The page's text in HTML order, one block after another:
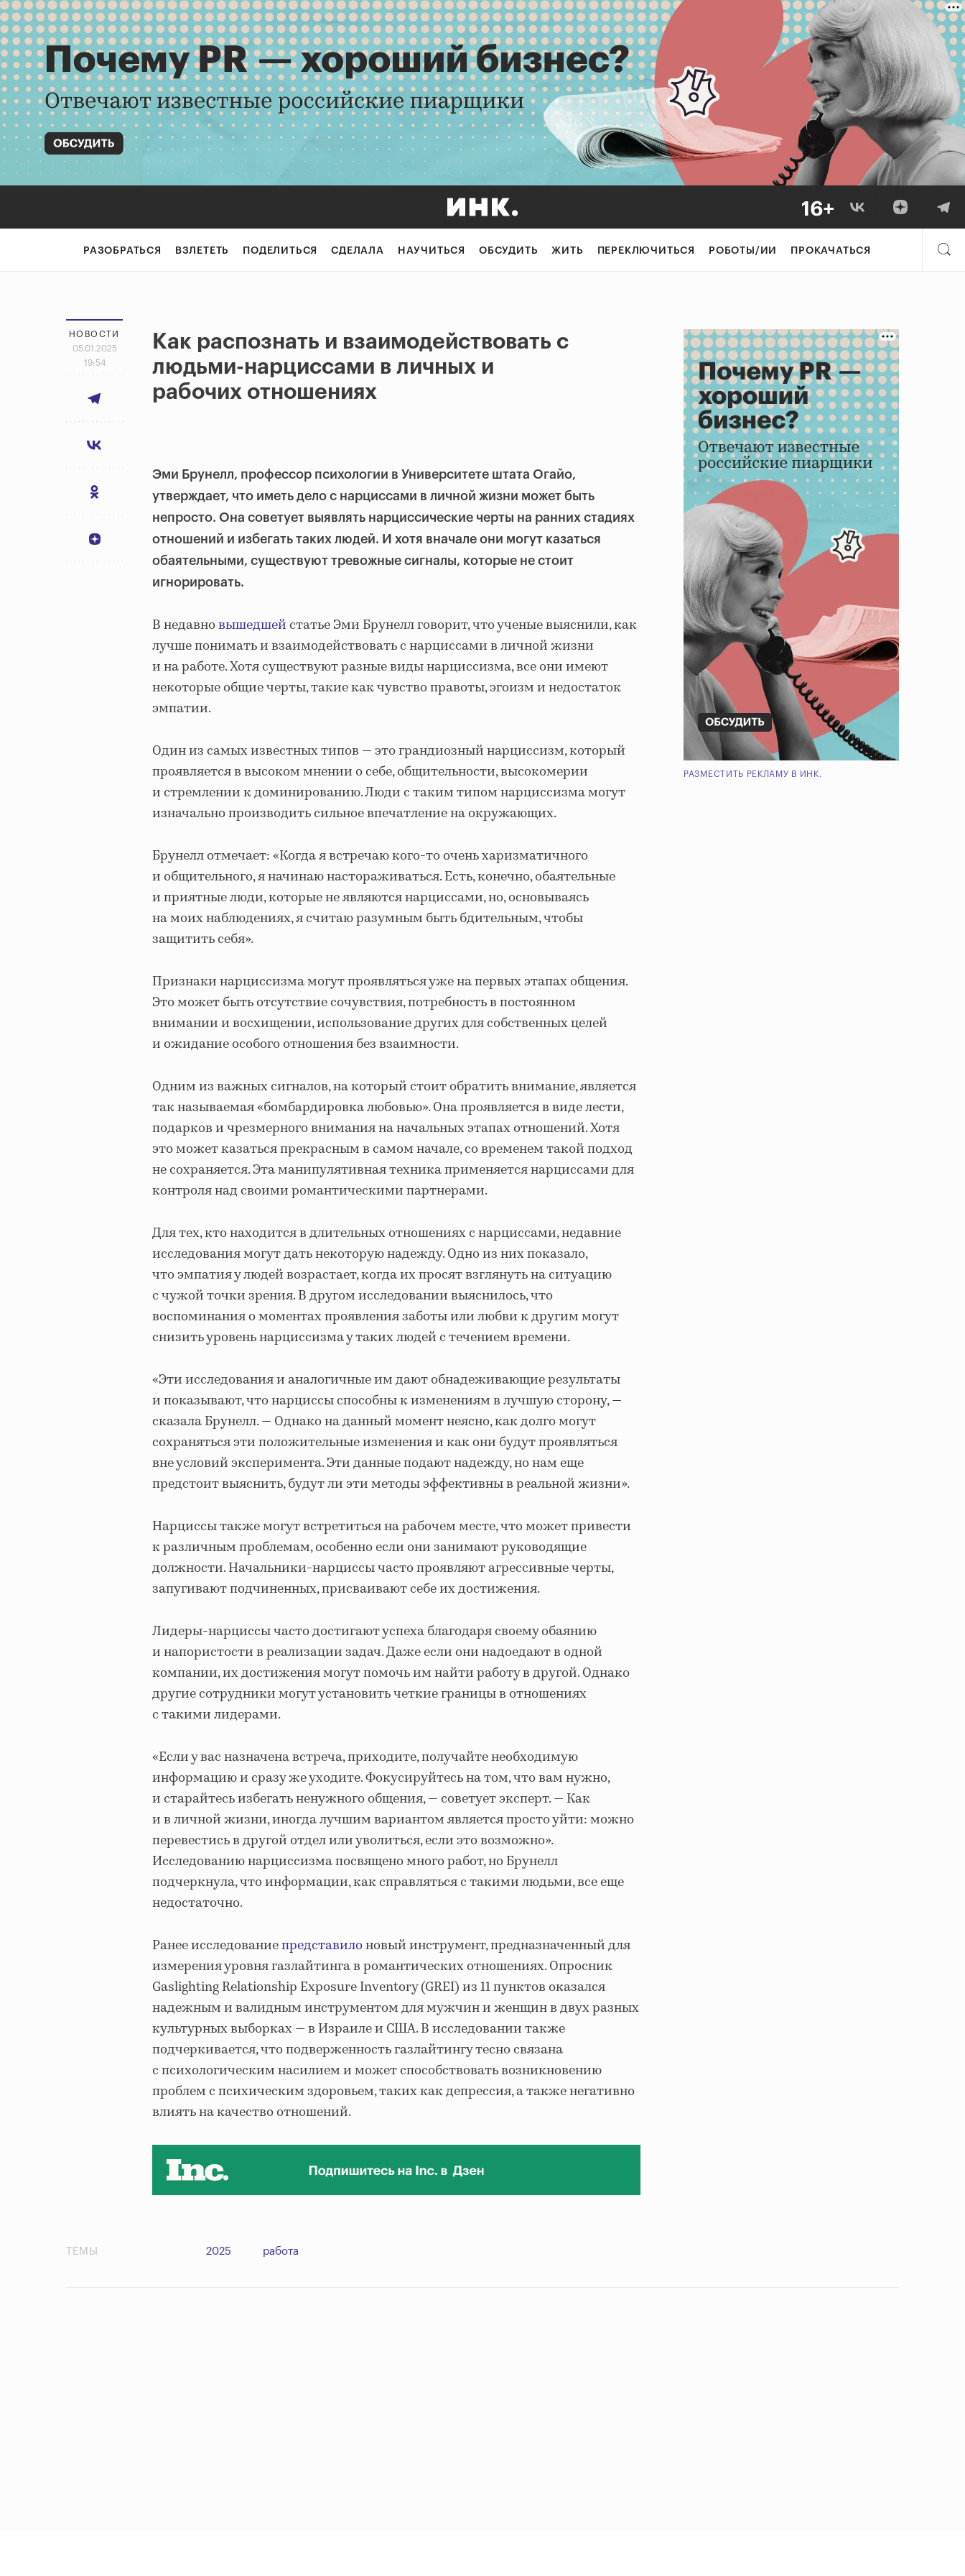
РАЗОБРАТЬСЯ ВЗЛЕТЕТЬ ПОДЕЛИТЬСЯ СДЕЛАЛА НАУЧИТЬСЯ ОБСУДИТЬ ЖИТЬ ПЕРЕКЛЮЧИТЬСЯ РОБОТЫ/ИИ ПРОКАЧАТЬСЯ
НОВОСТИ
05.01.2025
19:54
Как распознать и взаимодействовать с
людьми-нарциссами в личных и
рабочих отношениях
Эми Брунелл, профессор психологии в Университете штата Огайо,
утверждает, что иметь дело с нарциссами в личной жизни может быть
непросто. Она советует выявлять нарциссические черты на ранних стадиях
отношений и избегать таких людей. И хотя вначале они могут казаться
обаятельными, существуют тревожные сигналы, которые не стоит
игнорировать.
В недавновышедшейстатье Эми Брунелл говорит, что ученые выяснили, как
лучше понимать и взаимодействовать с нарциссами в личной жизни
и на работе. Хотя существуют разные виды нарциссизма, все они имеют
некоторые общие черты, такие как чувство правоты, эгоизм и недостаток
эмпатии.
Один из самых известных типов — это грандиозный нарциссизм, который
проявляется в высоком мнении о себе, общительности, высокомерии
и стремлении к доминированию. Люди с таким типом нарциссизма могут
изначально производить сильное впечатление на окружающих.
Брунелл отмечает: «Когда я встречаю кого-то очень харизматичного
и общительного, я начинаю настораживаться. Есть, конечно, обаятельные
и приятные люди, которые не являются нарциссами, но, основываясь
на моих наблюдениях, я считаю разумным быть бдительным, чтобы
защитить себя».
Признаки нарциссизма могут проявляться уже на первых этапах общения.
Это может быть отсутствие сочувствия, потребность в постоянном
внимании и восхищении, использование других для собственных целей
и ожидание особого отношения без взаимности.
Одним из важных сигналов, на который стоит обратить внимание, является
так называемая «бомбардировка любовью». Она проявляется в виде лести,
подарков и чрезмерного внимания на начальных этапах отношений. Хотя
это может казаться прекрасным в самом начале, со временем такой подход
не сохраняется. Эта манипулятивная техника применяется нарциссами для
контроля над своими романтическими партнерами.
Для тех, кто находится в длительных отношениях с нарциссами, недавние
исследования могут дать некоторую надежду. Одно из них показало,
что эмпатия у людей возрастает, когда их просят взглянуть на ситуацию
с чужой точки зрения. В другом исследовании выяснилось, что
воспоминания о моментах проявления заботы или любви к другим могут
снизить уровень нарциссизма у таких людей с течением времени.
«Эти исследования и аналогичные им дают обнадеживающие результаты
и показывают, что нарциссы способны к изменениям в лучшую сторону, —
сказала Брунелл. — Однако на данный момент неясно, как долго могут
сохраняться эти положительные изменения и как они будут проявляться
вне условий эксперимента. Эти данные подают надежду, но нам еще
предстоит выяснить, будут ли эти методы эффективны в реальной жизни».
Нарциссы также могут встретиться на рабочем месте, что может привести
к различным проблемам, особенно если они занимают руководящие
должности. Начальники-нарциссы часто проявляют агрессивные черты,
запугивают подчиненных, присваивают себе их достижения.
Лидеры-нарциссы часто достигают успеха благодаря своему обаянию
и напористости в реализации задач. Даже если они надоедают в одной
компании, их достижения могут помочь им найти работу в другой. Однако
другие сотрудники могут установить четкие границы в отношениях
с такими лидерами.
«Если у вас назначена встреча, приходите, получайте необходимую
информацию и сразу же уходите. Фокусируйтесь на том, что вам нужно,
и старайтесь избегать ненужного общения, — советует эксперт. — Как
и в личной жизни, иногда лучшим вариантом является просто уйти: можно
перевестись в другой отдел или уволиться, если это возможно».
Исследованию нарциссизма посвящено много работ, но Брунелл
подчеркнула, что информации, как справляться с такими людьми, все еще
недостаточно.
Ранее исследованиепредставилоновый инструмент, предназначенный для
измерения уровня газлайтинга в романтических отношениях. Опросник
Gaslighting Relationship Exposure Inventory (GREI) из 11 пунктов оказался
надежным и валидным инструментом для мужчин и женщин в двух разных
культурных выборках — в Израиле и США. В исследовании также
подчеркивается, что подверженность газлайтингу тесно связана
с психологическим насилием и может способствовать возникновению
проблем с психическим здоровьем, таких как депрессия, а также негативно
влиять на качество отношений.
РАЗМЕСТИТЬ РЕКЛАМУ В ИНК.
ТЕМЫ 2025 работа